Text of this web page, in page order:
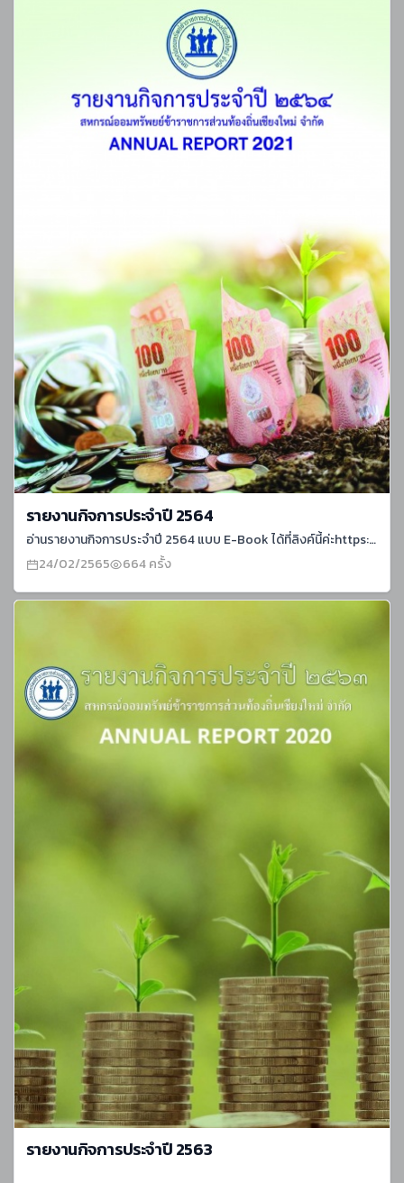
รายงานกิจการประจำปี 2564
อ่านรายงานกิจการประจำปี 2564 แบบ E-Book ได้ที่ลิงค์นี้ค่ะhttps://online.pubhtml5.com/dlcw/iuwk
24/02/2565
664 ครั้ง
รายงานกิจการประจำปี 2563